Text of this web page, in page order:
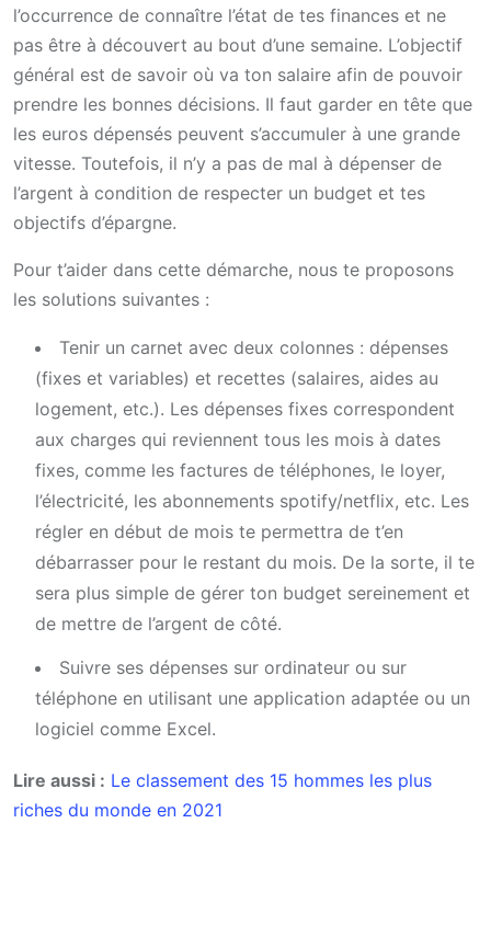
l’occurrence de connaître l’état de tes finances et ne
pas être à découvert au bout d’une semaine. L’objectif
général est de savoir où va ton salaire afin de pouvoir
prendre les bonnes décisions. Il faut garder en tête que
les euros dépensés peuvent s’accumuler à une grande
vitesse. Toutefois, il n’y a pas de mal à dépenser de
l’argent à condition de respecter un budget et tes
objectifs d’épargne.
Pour t’aider dans cette démarche, nous te proposons
les solutions suivantes :
Tenir un carnet avec deux colonnes : dépenses
(fixes et variables) et recettes (salaires, aides au
logement, etc.). Les dépenses fixes correspondent
aux charges qui reviennent tous les mois à dates
fixes, comme les factures de téléphones, le loyer,
l’électricité, les abonnements spotify/netflix, etc. Les
régler en début de mois te permettra de t’en
débarrasser pour le restant du mois. De la sorte, il te
sera plus simple de gérer ton budget sereinement et
de mettre de l’argent de côté.
Suivre ses dépenses sur ordinateur ou sur
téléphone en utilisant une application adaptée ou un
logiciel comme Excel.
Lire aussi : Le classement des 15 hommes les plus
riches du monde en 2021